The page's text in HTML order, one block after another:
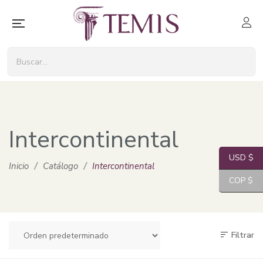
Intercontinental
Inicio / Catálogo / Intercontinental
Filtrar
USD $
COP $